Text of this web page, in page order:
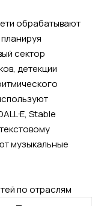
обрабатывают
сектор
детекции
Stable
музыкальные
по отраслям